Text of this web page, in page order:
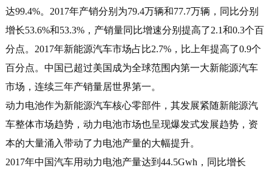
达99.4%。2017年产销分别为79.4万辆和77.7万辆，同比分别
增长53.6%和53.3%，产销量同比增速分别提高了2.1和0.3个百
分点。2017年新能源汽车市场占比2.7%，比上年提高了0.9个
百分点。中国已超过美国成为全球范围内第一大新能源汽车
市场，连续三年产销量居世界第一。
动力电池作为新能源汽车核心零部件，其发展紧随新能源汽
车整体市场趋势，动力电池市场也呈现爆发式发展趋势，资
本的大量涌入带动了力电池产量的大幅提升。
2017年中国汽车用动力电池产量达到44.5Gwh，同比增长